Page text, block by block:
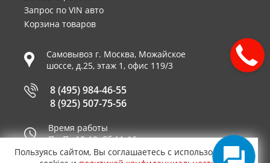
Запрос по VIN авто
Корзина товаров
Самовывоз г. Москва, Можайское
шоссе, д.25, этаж 1, офис 119/3
8 (495) 984-46-55
8 (925) 507-75-56
Время работы
Пн-Пт 10-19, Сб 11-16
Пользуясь сайтом, Вы соглашаетесь с использованием